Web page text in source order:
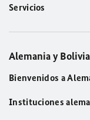
Servicios
Alemania y Bolivia
Bienvenidos a
Instituciones